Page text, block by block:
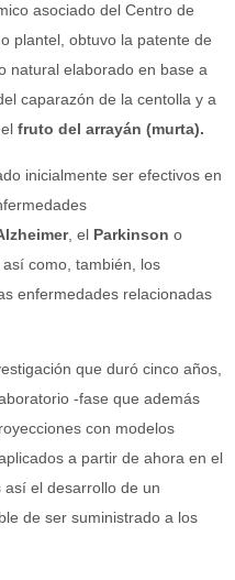
asociado del Centro de
plantel, obtuvo la patente de
natural elaborado en base a
caparazón de la centolla y a
fruto del arrayán (murta).
inicialmente ser efectivos en
, el Parkinson o
, así como, también, los
enfermedades relacionadas
que duró cinco años,
-fase que además
con modelos
a partir de ahora en el
el desarrollo de un
de ser suministrado a los